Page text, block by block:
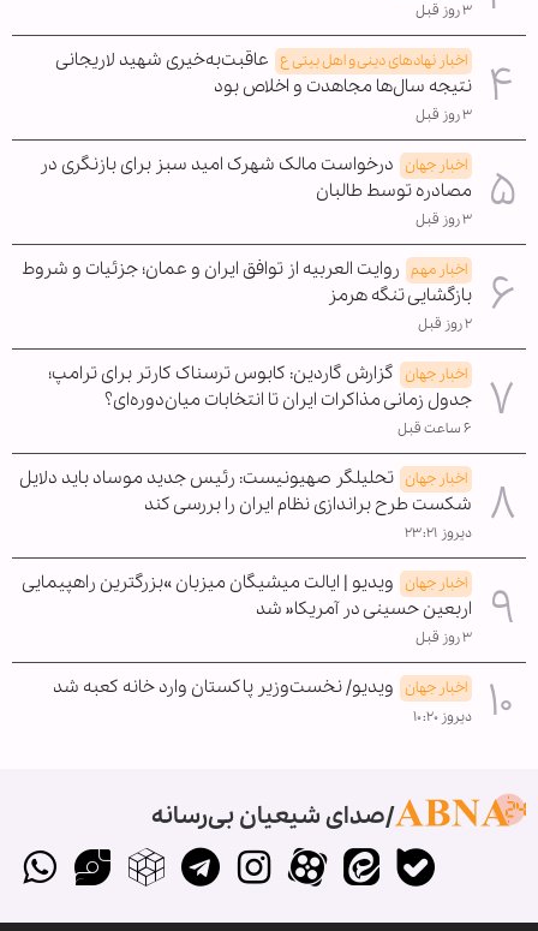
۳ روز قبل
اخبار نهادهای دینی و اهل بیتی ع عاقبت‌به‌خیری شهید لاریجانی
نتیجه سال‌ها مجاهدت و اخلاص بود
۳ روز قبل
اخبار جهان درخواست مالک شهرک امید سبز برای بازنگری در
مصادره توسط طالبان
۳ روز قبل
اخبار مهم روایت العربیه از توافق ایران و عمان؛ جزئیات و شروط
بازگشایی تنگه هرمز
۲ روز قبل
اخبار جهان گزارش گاردین: کابوس ترسناک کارتر برای ترامپ؛
جدول زمانی مذاکرات ایران تا انتخابات میان‌دوره‌ای؟
۶ ساعت قبل
اخبار جهان تحلیلگر صهیونیست: رئیس جدید موساد باید دلایل
شکست طرح براندازی نظام ایران را بررسی کند
دیروز ۲۳:۲۱
اخبار جهان ویدیو | ایالت میشیگان میزبان »بزرگترین راهپیمایی
اربعین حسینی در آمریکا« شد
۳ روز قبل
اخبار جهان ویدیو/ نخست‌وزیر پاکستان وارد خانه کعبه شد
دیروز ۱۰:۲۰
صدای شیعیان بی‌رسانه